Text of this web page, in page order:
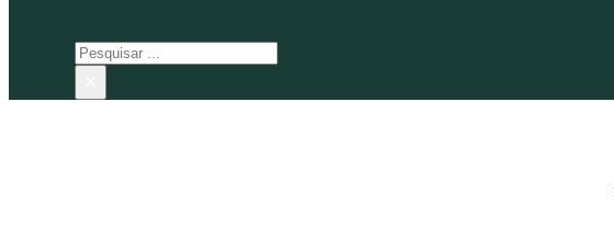
Pesquisar